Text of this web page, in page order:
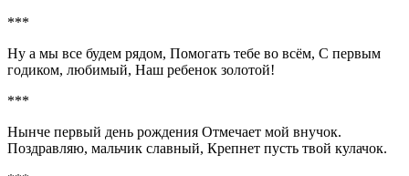
***
Ну а мы все будем рядом, Помогать тебе во всём, С первым
годиком, любимый, Наш ребенок золотой!
***
Нынче первый день рождения Отмечает мой внучок.
Поздравляю, мальчик славный, Крепнет пусть твой кулачок.